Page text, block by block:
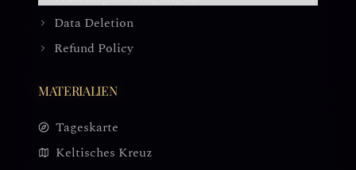
Data Deletion
Refund Policy
MATERIALIEN
Tageskarte
Keltisches Kreuz